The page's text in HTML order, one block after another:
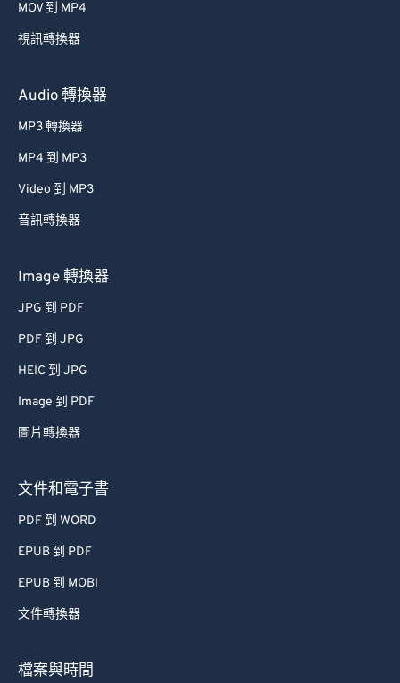
MOV 到 MP4
視訊轉換器
Audio 轉換器
MP3 轉換器
MP4 到 MP3
Video 到 MP3
音訊轉換器
Image 轉換器
JPG 到 PDF
PDF 到 JPG
HEIC 到 JPG
Image 到 PDF
圖片轉換器
文件和電子書
PDF 到 WORD
EPUB 到 PDF
EPUB 到 MOBI
文件轉換器
檔案與時間